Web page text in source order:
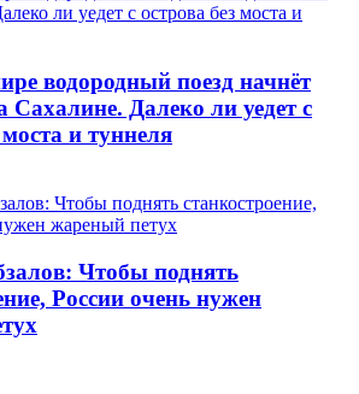
водородный поезд начнёт
Сахалине. Далеко ли уедет с
и туннеля
Чтобы поднять
России очень нужен